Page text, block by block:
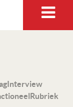
Interview
Rubriek